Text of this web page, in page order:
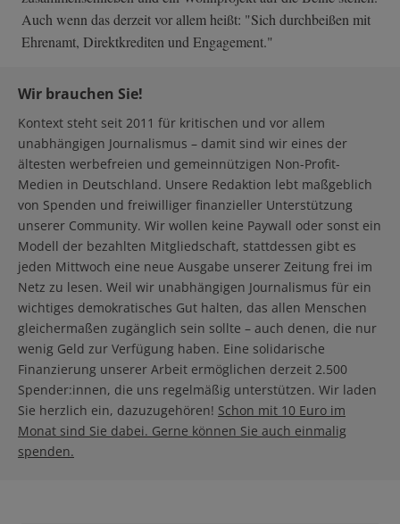
Auch wenn das derzeit vor allem heißt: "Sich durchbeißen mit
Ehrenamt, Direktkrediten und Engagement."
Wir brauchen Sie!
Kontext steht seit 2011 für kritischen und vor allem
unabhängigen Journalismus – damit sind wir eines der
ältesten werbefreien und gemeinnützigen Non-Profit-
Medien in Deutschland. Unsere Redaktion lebt maßgeblich
von Spenden und freiwilliger finanzieller Unterstützung
unserer Community. Wir wollen keine Paywall oder sonst ein
Modell der bezahlten Mitgliedschaft, stattdessen gibt es
jeden Mittwoch eine neue Ausgabe unserer Zeitung frei im
Netz zu lesen. Weil wir unabhängigen Journalismus für ein
wichtiges demokratisches Gut halten, das allen Menschen
gleichermaßen zugänglich sein sollte – auch denen, die nur
wenig Geld zur Verfügung haben. Eine solidarische
Finanzierung unserer Arbeit ermöglichen derzeit 2.500
Spender:innen, die uns regelmäßig unterstützen. Wir laden
Sie herzlich ein, dazuzugehören! Schon mit 10 Euro im
Monat sind Sie dabei. Gerne können Sie auch einmalig
spenden.